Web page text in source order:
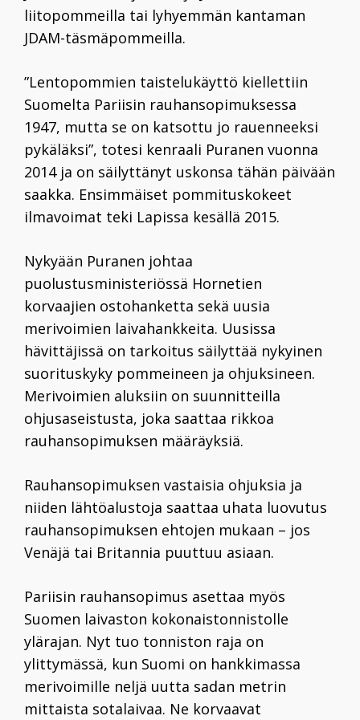
liitopommeilla tai lyhyemmän kantaman
JDAM-täsmäpommeilla.
”Lentopommien taistelukäyttö kiellettiin
Suomelta Pariisin rauhansopimuksessa
1947, mutta se on katsottu jo rauenneeksi
pykäläksi”, totesi kenraali Puranen vuonna
2014 ja on säilyttänyt uskonsa tähän päivään
saakka. Ensimmäiset pommituskokeet
ilmavoimat teki Lapissa kesällä 2015.
Nykyään Puranen johtaa
puolustusministeriössä Hornetien
korvaajien ostohanketta sekä uusia
merivoimien laivahankkeita. Uusissa
hävittäjissä on tarkoitus säilyttää nykyinen
suorituskyky pommeineen ja ohjuksineen.
Merivoimien aluksiin on suunnitteilla
ohjusaseistusta, joka saattaa rikkoa
rauhansopimuksen määräyksiä.
Rauhansopimuksen vastaisia ohjuksia ja
niiden lähtöalustoja saattaa uhata luovutus
rauhansopimuksen ehtojen mukaan – jos
Venäjä tai Britannia puuttuu asiaan.
Pariisin rauhansopimus asettaa myös
Suomen laivaston kokonaistonnistolle
ylärajan. Nyt tuo tonniston raja on
ylittymässä, kun Suomi on hankkimassa
merivoimille neljä uutta sadan metrin
mittaista sotalaivaa. Ne korvaavat